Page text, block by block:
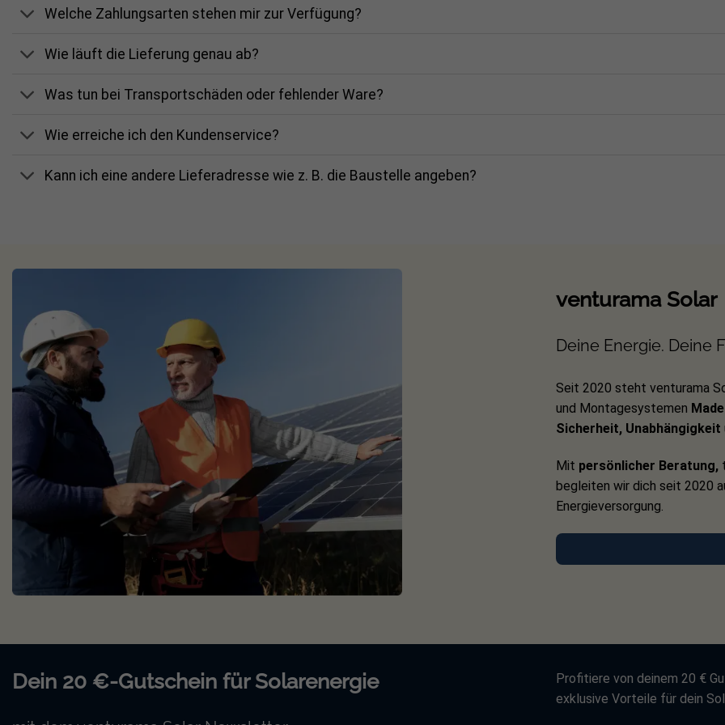
1 × TS4‑A‑S Add‑On Unit
Schnellstartanleitung (DE/EN)
Technische Daten (Kurz)
Eingangsspannungsbereich (VMP): 16 – 80 V
Gewicht: 490 g
Welche Zahlungsarten stehen mir zur Verfügung?
Wie läuft die Lieferung genau ab?
Was tun bei Transportschäden oder fehlender Ware?
Wie erreiche ich den Kundenservice?
Kann ich eine andere Lieferadresse wie z. B. die Baustelle angeben?
venturama Solar
Deine Energie. Deine
Seit 2020 steht venturama
und Montagesystemen
Sicherheit, Unabhängigkeit
Mit persönlicher Beratung,
begleiten wir dich seit 2020
Energieversorgung.
Dein 20 €-Gutschein für Solarenergie
Profitiere von deinem 20 €
exklusive Vorteile für dein